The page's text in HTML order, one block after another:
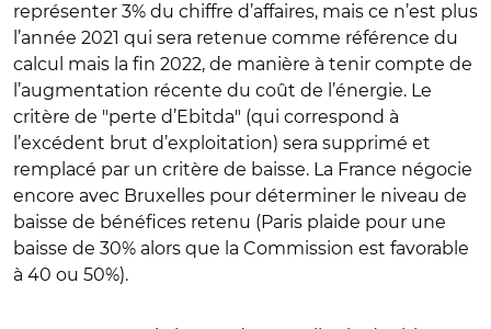
représenter 3% du chiffre d’affaires, mais ce n’est plus
l’année 2021 qui sera retenue comme référence du
calcul mais la fin 2022, de manière à tenir compte de
l’augmentation récente du coût de l’énergie. Le
critère de "perte d’Ebitda" (qui correspond à
l’excédent brut d’exploitation) sera supprimé et
remplacé par un critère de baisse. La France négocie
encore avec Bruxelles pour déterminer le niveau de
baisse de bénéfices retenu (Paris plaide pour une
baisse de 30% alors que la Commission est favorable
à 40 ou 50%).